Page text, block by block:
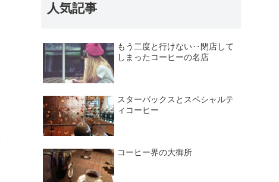
人気記事
もう二度と行けない‥閉店して
しまったコーヒーの名店
スターバックスとスペシャルテ
ィコーヒー
コーヒー界の大御所